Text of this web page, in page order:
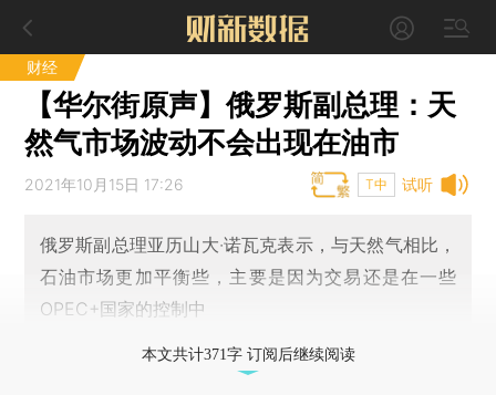
财经
【华尔街原声】俄罗斯副总理：天
然气市场波动不会出现在油市
试听
2021年10月15日 17:26 T中
俄罗斯副总理亚历山大·诺瓦克表示，与天然气相比，
石油市场更加平衡些，主要是因为交易还是在一些
OPEC+国家的控制中
本文共计371字 订阅后继续阅读